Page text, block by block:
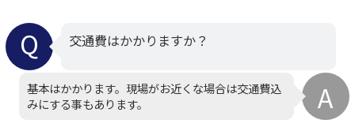
交通費はかかりますか？
基本はかかります。現場がお近くな場合は交通費込
みにする事もあります。